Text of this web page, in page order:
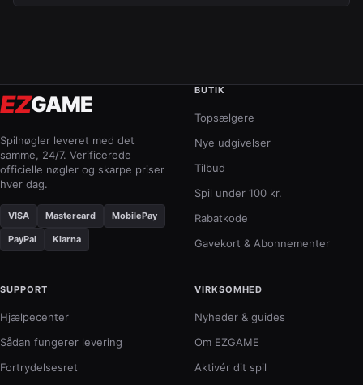
EZGAME
Spilnøgler leveret med det
samme, 24/7. Verificerede
officielle nøgler og skarpe priser
hver dag.
VISA Mastercard MobilePay
PayPal Klarna
BUTIK
Topsælgere
Nye udgivelser
Tilbud
Spil under 100 kr.
Rabatkode
Gavekort & Abonnementer
SUPPORT
Hjælpecenter
Sådan fungerer levering
Fortrydelsesret
VIRKSOMHED
Nyheder & guides
Om EZGAME
Aktivér dit spil